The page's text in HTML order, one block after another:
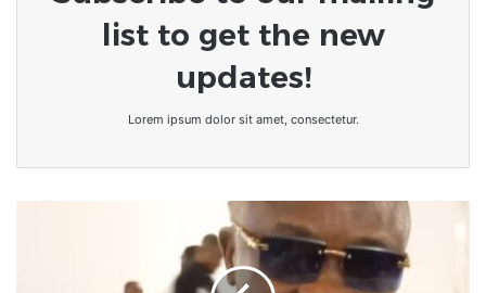
list to get the new
updates!
Lorem ipsum dolor sit amet, consectetur.